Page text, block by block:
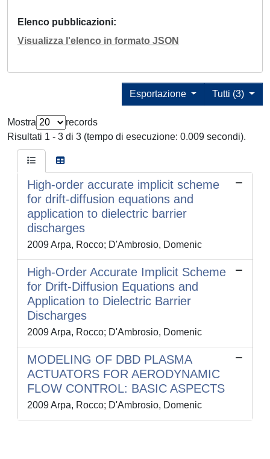
Elenco pubblicazioni
Visualizza l'elenco in formato JSON
Tutti (3)
Esportazione
Mostra
records
Risultati 1 - 3 di 3 (tempo di esecuzione: 0.009 secondi).
High-order accurate implicit scheme
for drift-diffusion equations and
application to dielectric barrier
discharges
2009 Arpa, Rocco; D'Ambrosio, Domenic
High-Order Accurate Implicit Scheme
for Drift-Diffusion Equations and
Application to Dielectric Barrier
Discharges
2009 Arpa, Rocco; D'Ambrosio, Domenic
MODELING OF DBD PLASMA
ACTUATORS FOR AERODYNAMIC
FLOW CONTROL: BASIC ASPECTS
2009 Arpa, Rocco; D'Ambrosio, Domenic